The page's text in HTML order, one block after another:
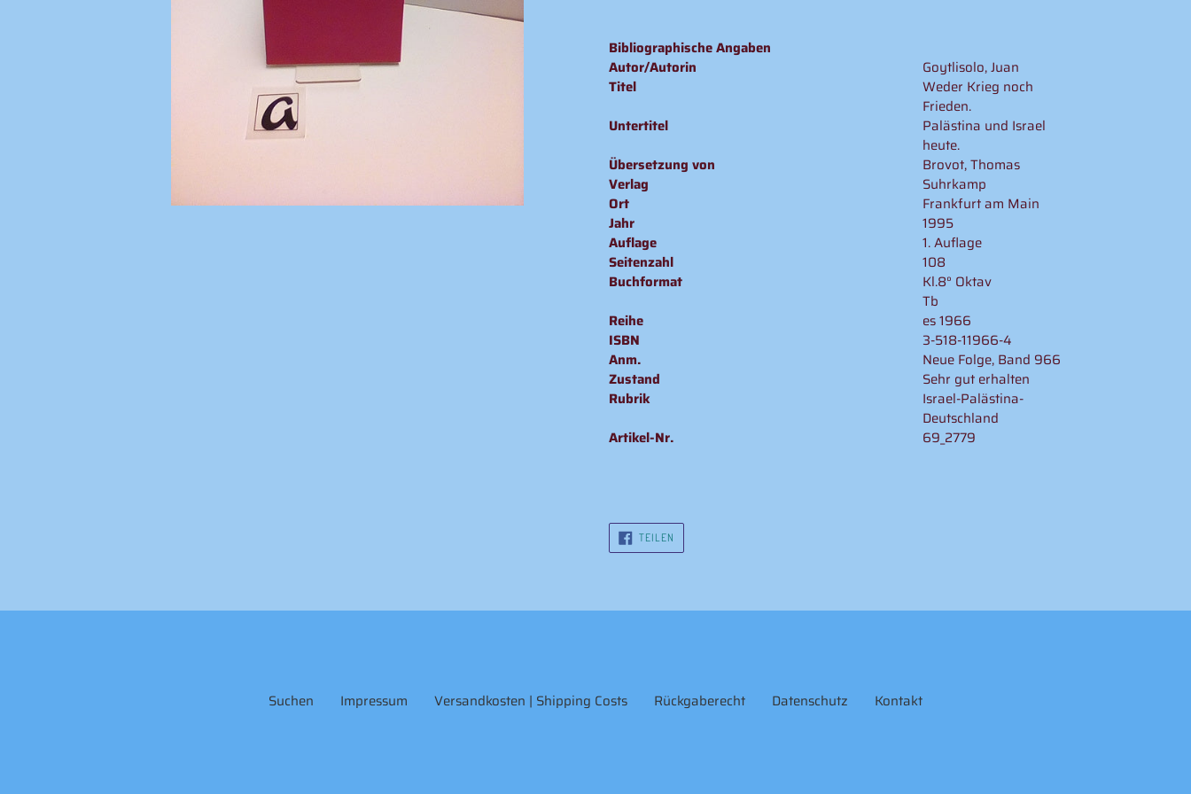
wird
zum
Warenkorb
hinzugefügt
Bibliographische Angaben
Autor/Autorin
Goytlisolo, Juan
Titel
Weder Krieg noch
Frieden.
Untertitel
Palästina und Israel
heute.
Übersetzung von
Brovot, Thomas
Verlag
Suhrkamp
Ort
Frankfurt am Main
Jahr
1995
Auflage
1. Auflage
Seitenzahl
108
Buchformat
Kl.8° Oktav
Tb
Reihe
es 1966
ISBN
3-518-11966-4
Anm.
Neue Folge, Band 966
Zustand
Sehr gut erhalten
Rubrik
Israel-Palästina-
Deutschland
Artikel-Nr.
69_2779
TEILEN
TEILEN
Suchen Impressum Versandkosten | Shipping Costs Rückgaberecht Datenschutz Kontakt